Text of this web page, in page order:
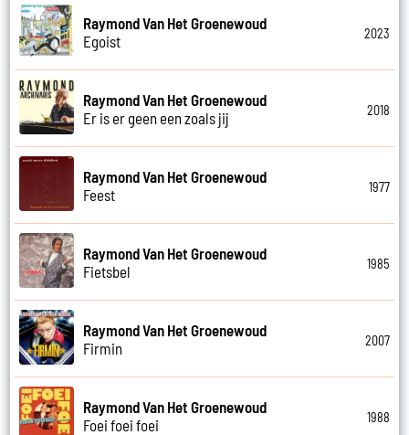
Raymond Van Het Groenewoud
Egoist
2023
Raymond Van Het Groenewoud
Er is er geen een zoals jij
2018
Raymond Van Het Groenewoud
Feest
1977
Raymond Van Het Groenewoud
Fietsbel
1985
Raymond Van Het Groenewoud
Firmin
2007
Raymond Van Het Groenewoud
Foei foei foei
1988